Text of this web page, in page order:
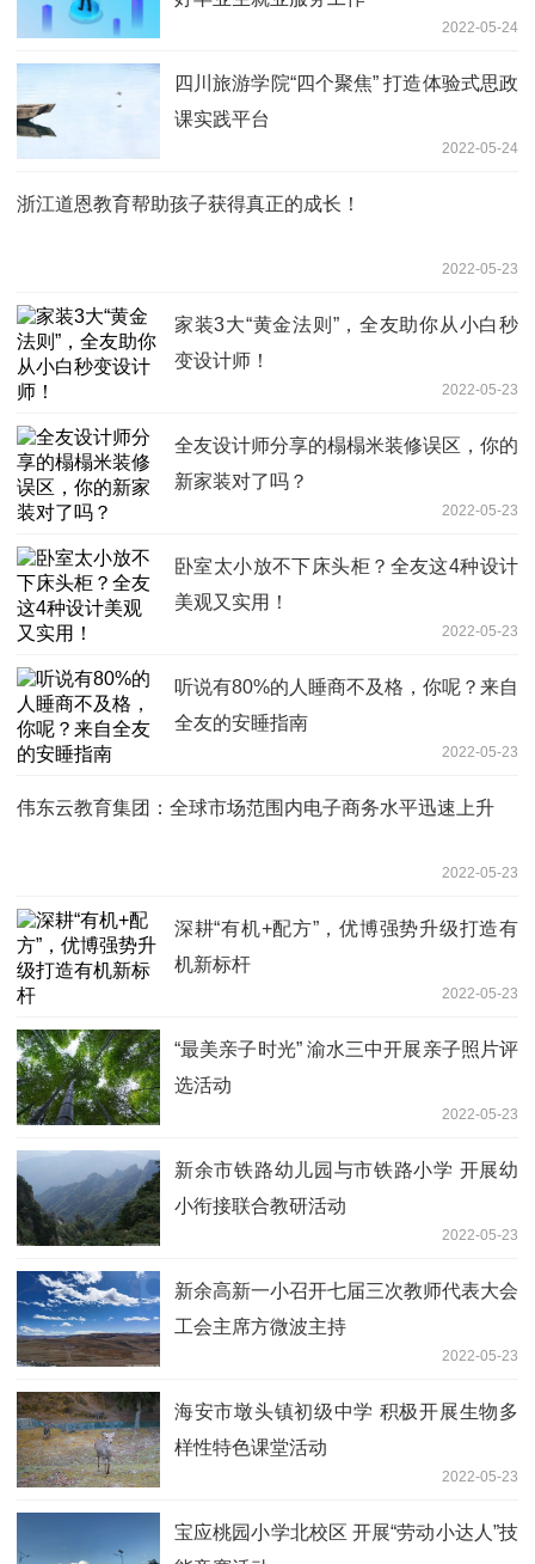
2022-05-24
四川旅游学院“四个聚焦” 打造体验式思政
课实践平台
2022-05-24
浙江道恩教育帮助孩子获得真正的成长！
2022-05-23
家装3大“黄金法则”，全友助你从小白秒
变设计师！
2022-05-23
全友设计师分享的榻榻米装修误区，你的
新家装对了吗？
2022-05-23
卧室太小放不下床头柜？全友这4种设计
美观又实用！
2022-05-23
听说有80%的人睡商不及格，你呢？来自
全友的安睡指南
2022-05-23
伟东云教育集团：全球市场范围内电子商务水平迅速上升
2022-05-23
深耕“有机+配方”，优博强势升级打造有
机新标杆
2022-05-23
“最美亲子时光” 渝水三中开展亲子照片评
选活动
2022-05-23
新余市铁路幼儿园与市铁路小学 开展幼
小衔接联合教研活动
2022-05-23
新余高新一小召开七届三次教师代表大会
工会主席方微波主持
2022-05-23
海安市墩头镇初级中学 积极开展生物多
样性特色课堂活动
2022-05-23
宝应桃园小学北校区 开展“劳动小达人”技